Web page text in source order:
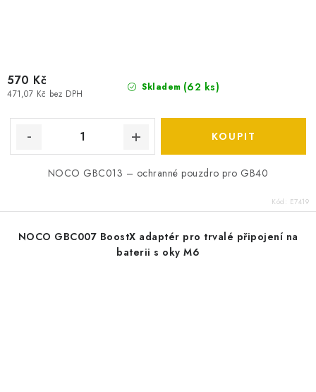
Skladem (62 ks)
471,07 Kč bez DPH
570 Kč
NOCO GBC013 – ochranné pouzdro pro GB40
Kód: E7419
NOCO GBC007 BoostX adaptér pro trvalé připojení na
baterii s oky M6